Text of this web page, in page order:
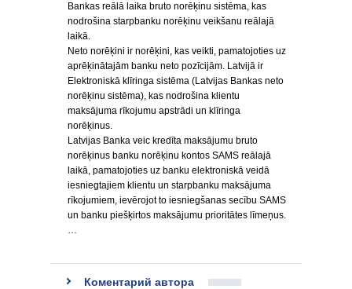
Bankas reālā laika bruto norēķinu sistēma, kas
nodrošina starpbanku norēķinu veikšanu reālajā
laikā.
Neto norēķini ir norēķini, kas veikti, pamatojoties uz
aprēķinātajām banku neto pozīcijām. Latvijā ir
Elektroniskā klīringa sistēma (Latvijas Bankas neto
norēķinu sistēma), kas nodrošina klientu
maksājuma rīkojumu apstrādi un klīringa
norēķinus.
Latvijas Banka veic kredīta maksājumu bruto
norēķinus banku norēķinu kontos SAMS reālajā
laikā, pamatojoties uz banku elektroniskā veidā
iesniegtajiem klientu un starpbanku maksājuma
rīkojumiem, ievērojot to iesniegšanas secību SAMS
un banku piešķirtos maksājumu prioritātes līmeņus.
…
Коментарий автора